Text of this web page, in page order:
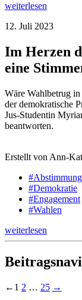
weiterlesen
12. Juli 2023
Im Herzen
eine
Wäre Wahlbetrug
der demokratische
Jus-Studentin
beantworten.
Erstellt von Ann-
#Demokratie
#Engagement
#Wahlen
weiterlesen
← 1 2 … 25 →